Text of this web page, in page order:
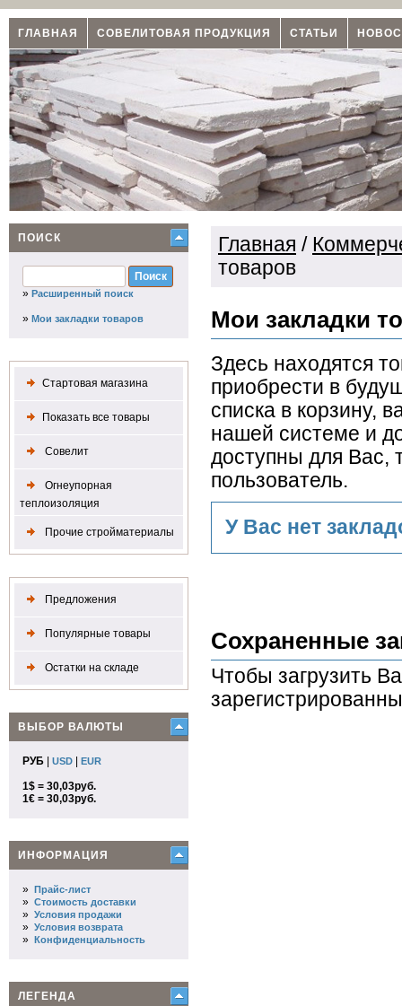
ГЛАВНАЯ СОВЕЛИТОВАЯ ПРОДУКЦИЯ СТАТЬИ
ПОИСК
» Расширенный поиск
» Мои закладки товаров
Стартовая магазина
Показать все товары
Совелит
Огнеупорная
теплоизоляция
Прочие стройматериалы
Предложения
Популярные товары
Остатки на складе
ВЫБОР ВАЛЮТЫ
РУБ USD EUR
1$ = 30,03руб.
1€ = 30,03руб.
ИНФОРМАЦИЯ
» Прайс-лист
» Стоимость доставки
» Условия продажи
» Условия возврата
» Конфиденциальность
ЛЕГЕНДА
Главная /
товаров
Мои закладки
Здесь находятся
приобрести в
списка в корзину,
нашей системе и
доступны для Вас,
пользователь.
У Вас нет
Сохраненные
Чтобы загрузить